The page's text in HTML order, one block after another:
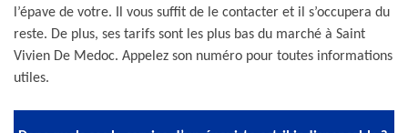
l’épave de votre. Il vous suffit de le contacter et il s’occupera du
reste. De plus, ses tarifs sont les plus bas du marché à Saint
Vivien De Medoc. Appelez son numéro pour toutes informations
utiles.